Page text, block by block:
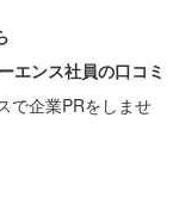
エンス社員の口コミ
で企業PRをしませ